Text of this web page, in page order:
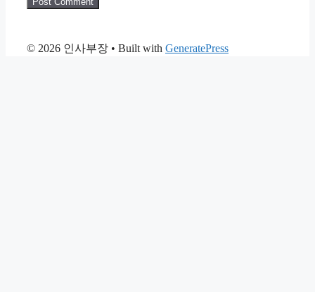
© 2026 인사부장 • Built with GeneratePress